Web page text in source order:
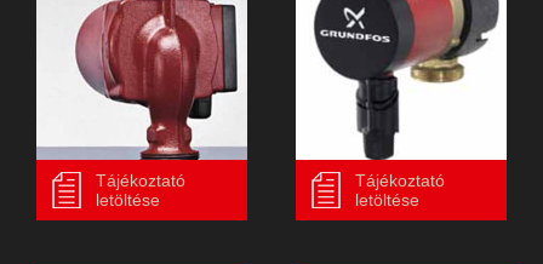
Tájékoztató
letöltése
Tájékoztató
letöltése